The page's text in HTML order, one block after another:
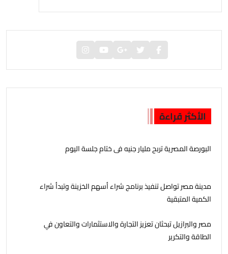
الأكثر قراءة
البورصة المصرية تربح مليار جنيه فى ختام جلسة اليوم
مدينة مصر تواصل تنفيذ برنامج شراء أسهم الخزينة وتبدأ شراء
الكمية المتبقية
مصر والبرازيل تبحثان تعزيز التجارة والاستثمارات والتعاون في
الطاقة والتكرير